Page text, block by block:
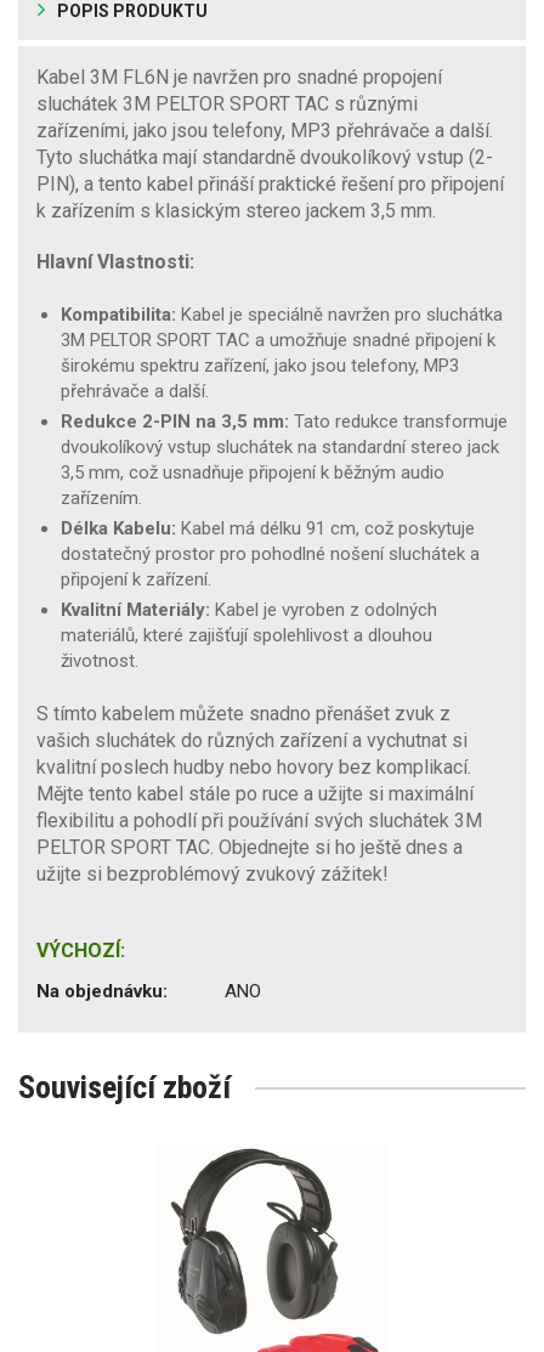
POPIS PRODUKTU
Kabel 3M FL6N je navržen pro snadné propojení
sluchátek 3M PELTOR SPORT TAC s různými
zařízeními, jako jsou telefony, MP3 přehrávače a další.
Tyto sluchátka mají standardně dvoukolíkový vstup (2-
PIN), a tento kabel přináší praktické řešení pro připojení
k zařízením s klasickým stereo jackem 3,5 mm.
Hlavní Vlastnosti:
Kompatibilita: Kabel je speciálně navržen pro sluchátka
3M PELTOR SPORT TAC a umožňuje snadné připojení k
širokému spektru zařízení, jako jsou telefony, MP3
přehrávače a další.
Redukce 2-PIN na 3,5 mm: Tato redukce transformuje
dvoukolíkový vstup sluchátek na standardní stereo jack
3,5 mm, což usnadňuje připojení k běžným audio
zařízením.
Délka Kabelu: Kabel má délku 91 cm, což poskytuje
dostatečný prostor pro pohodlné nošení sluchátek a
připojení k zařízení.
Kvalitní Materiály: Kabel je vyroben z odolných
materiálů, které zajišťují spolehlivost a dlouhou
životnost.
S tímto kabelem můžete snadno přenášet zvuk z
vašich sluchátek do různých zařízení a vychutnat si
kvalitní poslech hudby nebo hovory bez komplikací.
Mějte tento kabel stále po ruce a užijte si maximální
flexibilitu a pohodlí při používání svých sluchátek 3M
PELTOR SPORT TAC. Objednejte si ho ještě dnes a
užijte si bezproblémový zvukový zážitek!
VÝCHOZÍ:
Na objednávku: ANO
Související zboží